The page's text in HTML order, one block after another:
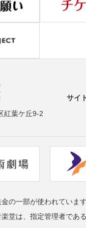
紅葉ケ丘9-2
サイ
の一部が使われていま
堂は、指定管理者であ